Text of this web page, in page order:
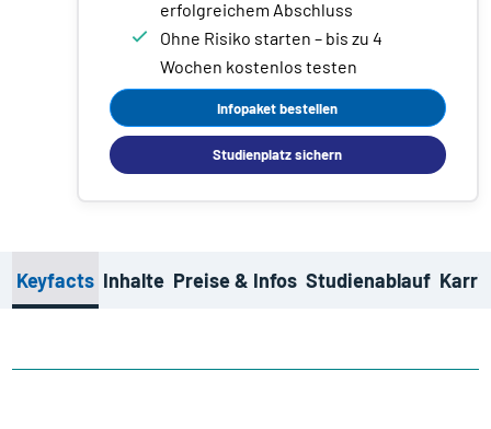
erfolgreichem Abschluss
Ohne Risiko starten – bis zu 4
Wochen kostenlos testen
Infopaket bestellen
Studienplatz sichern
Keyfacts Inhalte Preise & Infos Studienablauf